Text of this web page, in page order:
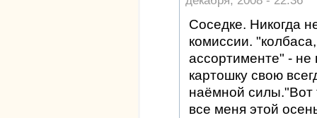
Соседке. Никогда
комиссии.
ассортименте" - не
картошку свою
наёмной силы."Вот
все меня этой